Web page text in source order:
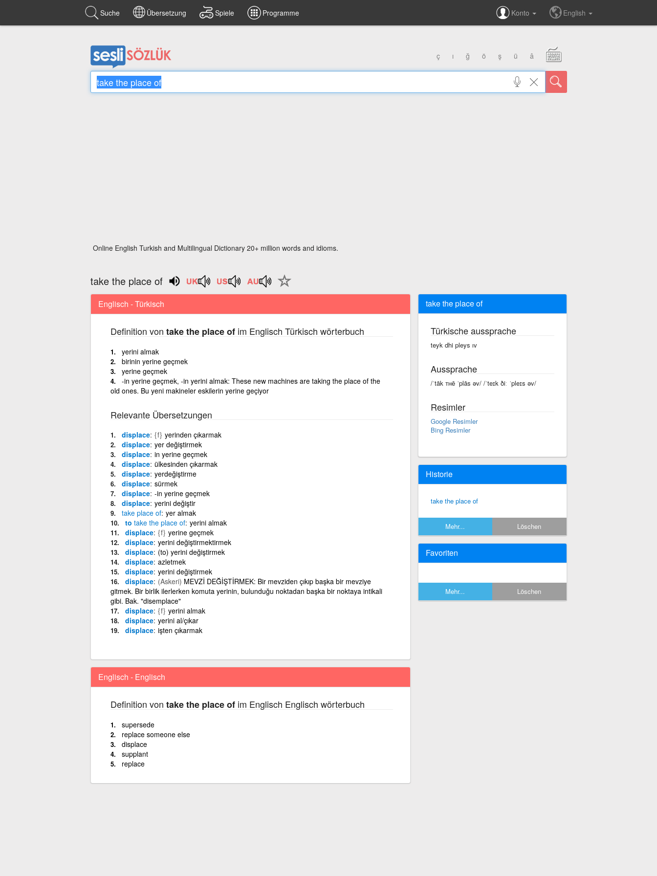
Suche Übersetzung Spiele Programme Konto English
ç ı ğ ö ş ü â
Online English Turkish and Multilingual Dictionary 20+ million words and idioms.
take the place of
Englisch - Türkisch
Definition von take the place ofim Englisch Türkisch wörterbuch
yerini almak
birinin yerine geçmek
yerine geçmek
-in yerine geçmek, -in yerini almak: These new machines are taking the place of the
old ones. Bu yeni makineler eskilerin yerine geçiyor
Relevante Übersetzungen
displace {f} yerinden çıkarmak
displace yer değiştirmek
displace in yerine geçmek
displace ülkesinden çıkarmak
displace yerdeğiştirme
displace sürmek
displace -in yerine geçmek
displace yerini değiştir
take place of yer almak
to take the place of yerini almak
displace {f} yerine geçmek
displace yerini değiştirmektirmek
displace (to) yerini değiştirmek
displace azletmek
displace yerini değiştirmek
displace (Askeri) MEVZİ DEĞİŞTİRMEK: Bir mevziden çıkıp başka bir mevziye
gitmek. Bir birlik ilerlerken komuta yerinin, bulunduğu noktadan başka bir noktaya intikali
gibi. Bak. "disemplace"
displace {f} yerini almak
displace yerini al/çıkar
displace işten çıkarmak
Englisch - Englisch
Definition von take the place ofim Englisch Englisch wörterbuch
supersede
replace someone else
displace
supplant
replace
take the place of
Türkische aussprache
teyk dhi pleys ıv
Aussprache
/ˈtāk ᴛʜē ˈplās əv/ /ˈteɪk ðiː ˈpleɪs əv/
Resimler
Google Resimler
Bing Resimler
Historie
take the place of
Mehr... Löschen
Favoriten
Mehr... Löschen